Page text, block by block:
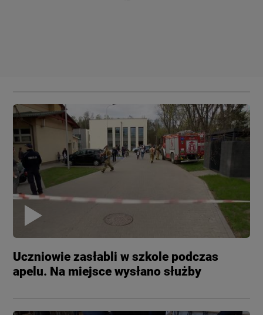
Uczniowie zasłabli w szkole podczas
apelu. Na miejsce wysłano służby